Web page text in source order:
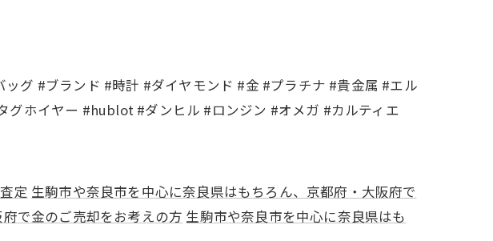
グ #ブランド #時計 #ダイヤモンド #金 #プラチナ #貴金属 #エル
グホイヤー #hublot #ダンヒル #ロンジン #オメガ #カルティエ
定 生駒市や奈良市を中心に奈良県はもちろん、京都府・大阪府で
で金のご売却をお考えの方 生駒市や奈良市を中心に奈良県はも